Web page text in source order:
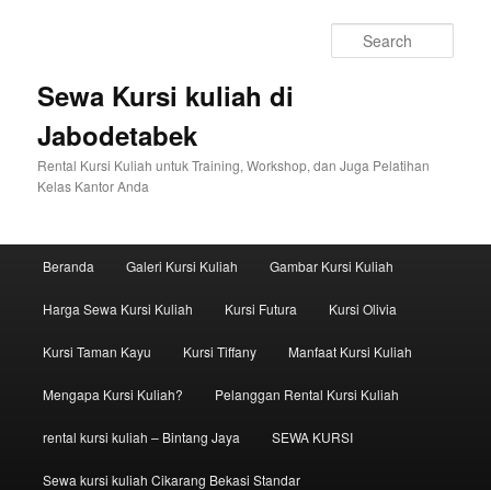
Sewa Kursi kuliah di
Jabodetabek
Rental Kursi Kuliah untuk Training, Workshop, dan Juga Pelatihan
Kelas Kantor Anda
Skip to primary content
Skip to secondary content
Beranda Galeri Kursi Kuliah Gambar Kursi Kuliah
Harga Sewa Kursi Kuliah Kursi Futura Kursi Olivia
Kursi Taman Kayu Kursi Tiffany Manfaat Kursi Kuliah
Mengapa Kursi Kuliah? Pelanggan Rental Kursi Kuliah
rental kursi kuliah – Bintang Jaya SEWA KURSI
Sewa kursi kuliah Cikarang Bekasi Standar